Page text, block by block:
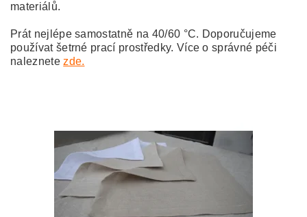
materiálů.
Prát nejlépe samostatně na 40/60 °C. Doporučujeme
používat šetrné prací prostředky. Více o správné péči
naleznete zde.